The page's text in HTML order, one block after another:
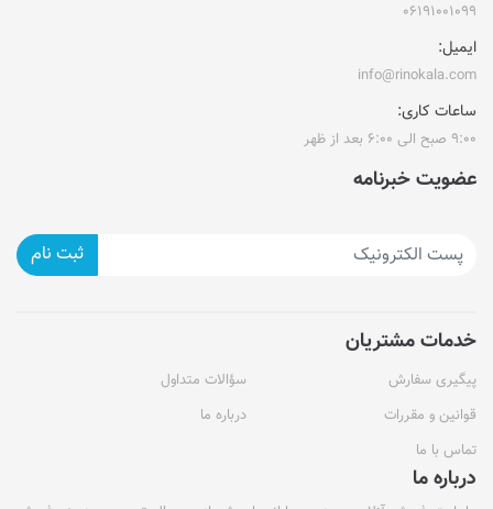
۰۶۱۹۱۰۰۱۰۹۹
ایمیل:
info@rinokala.com
ساعات کاری:
۹:۰۰ صبح الی ۶:۰۰ بعد از ظهر
عضویت خبرنامه
ثبت نام
خدمات مشتریان
پیگیری سفارش
سؤالات متداول
قوانین و مقررات
درباره ما
تماس با ما
درباره ما